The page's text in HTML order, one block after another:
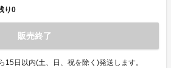
り0
販売終了
15日以内(土、日、祝を除く)発送します。